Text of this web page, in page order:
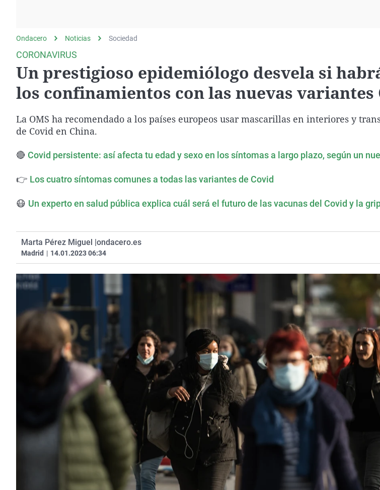
Como el perro y elEquipo de investigación
País Vasco
Ondacero Noticias Sociedad
CORONAVIRUS
Un prestigioso epidemiólogo desvela si
los confinamientos con las nuevas variantes
La OMS ha recomendado a los países europeos usar mascarillas en interiores y
de Covid en China.
🔴 Covid persistente: así afecta tu edad y sexo en los síntomas a largo plazo, según un
👉 Los cuatro síntomas comunes a todas las variantes de Covid
😷 Un experto en salud pública explica cuál será el futuro de las vacunas del Covid y la
Marta Pérez Miguel |ondacero.es
Madrid | 14.01.2023 06:34